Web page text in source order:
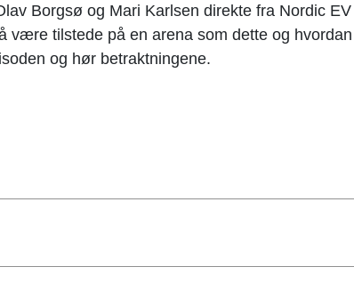
Borgsø og Mari Karlsen direkte fra Nordic
tilstede på en arena som dette og
og hør betraktningene.